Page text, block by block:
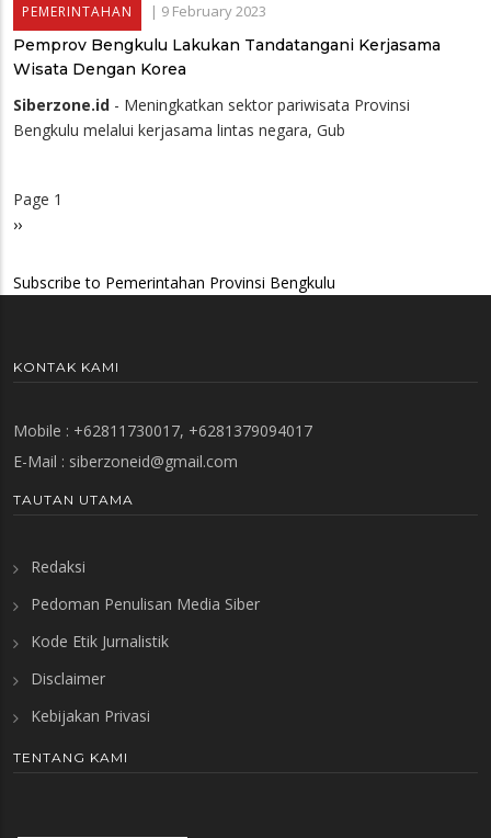
PEMERINTAHAN | 9 February 2023
Pemprov Bengkulu Lakukan Tandatangani Kerjasama
Wisata Dengan Korea
Siberzone.id - Meningkatkan sektor pariwisata Provinsi
Bengkulu melalui kerjasama lintas negara, Gub
Pagination
Page 1
Next
››
Subscribe to Pemerintahan Provinsi Bengkulu
KONTAK KAMI
Mobile : +62811730017, +6281379094017
E-Mail : siberzoneid@gmail.com
TAUTAN UTAMA
Redaksi
Pedoman Penulisan Media Siber
Kode Etik Jurnalistik
Disclaimer
Kebijakan Privasi
TENTANG KAMI